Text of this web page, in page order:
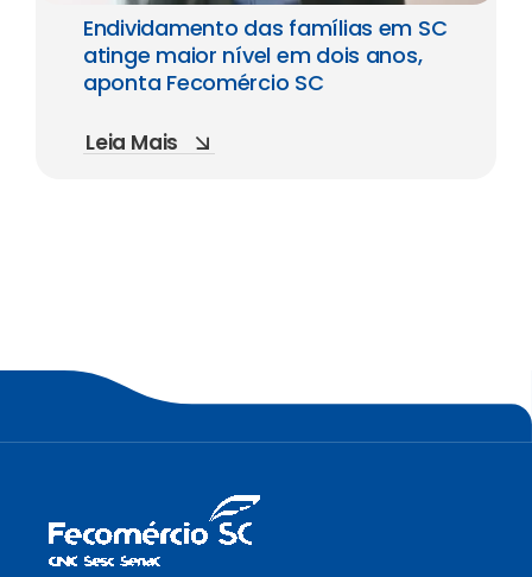
Endividamento das famílias em SC
atinge maior nível em dois anos,
aponta Fecomércio SC
Leia Mais